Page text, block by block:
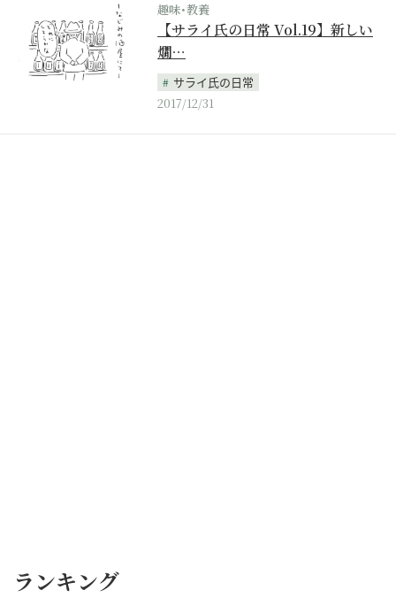
趣味･教養
【サライ氏の日常 Vol.19】新しい
燗…
サライ氏の日常
2017/12/31
ランキング